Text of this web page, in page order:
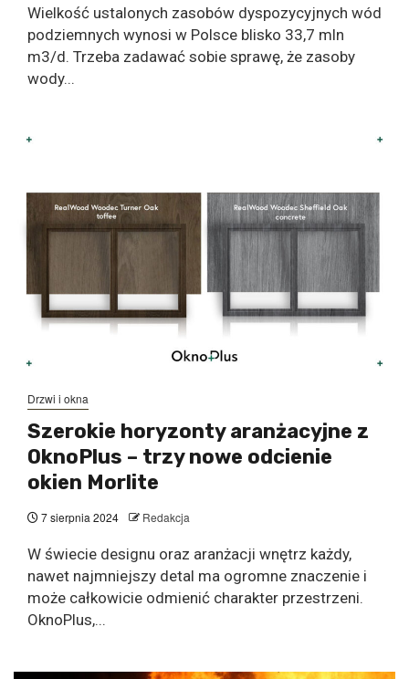
Wielkość ustalonych zasobów dyspozycyjnych wód
podziemnych wynosi w Polsce blisko 33,7 mln
m3/d. Trzeba zadawać sobie sprawę, że zasoby
wody...
Drzwi i okna
Szerokie horyzonty aranżacyjne z
OknoPlus – trzy nowe odcienie
okien Morlite
7 sierpnia 2024 Redakcja
W świecie designu oraz aranżacji wnętrz każdy,
nawet najmniejszy detal ma ogromne znaczenie i
może całkowicie odmienić charakter przestrzeni.
OknoPlus,...